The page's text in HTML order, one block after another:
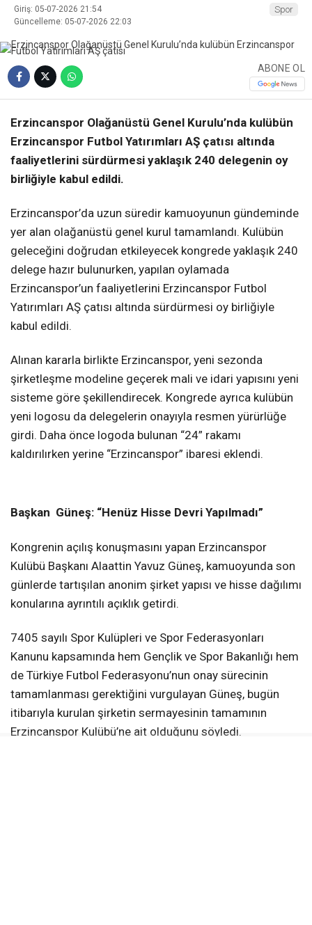
Giriş: 05-07-2026 21:54
Güncelleme: 05-07-2026 22:03
Spor
ABONE OL
Erzincanspor Olağanüstü Genel Kurulu’nda kulübün
Erzincanspor Futbol Yatırımları AŞ çatısı altında
faaliyetlerini sürdürmesi yaklaşık 240 delegenin oy
birliğiyle kabul edildi.
Erzincanspor’da uzun süredir kamuoyunun gündeminde
yer alan olağanüstü genel kurul tamamlandı. Kulübün
geleceğini doğrudan etkileyecek kongrede yaklaşık 240
delege hazır bulunurken, yapılan oylamada
Erzincanspor’un faaliyetlerini Erzincanspor Futbol
Yatırımları AŞ çatısı altında sürdürmesi oy birliğiyle
kabul edildi.
Alınan kararla birlikte Erzincanspor, yeni sezonda
şirketleşme modeline geçerek mali ve idari yapısını yeni
sisteme göre şekillendirecek. Kongrede ayrıca kulübün
yeni logosu da delegelerin onayıyla resmen yürürlüğe
girdi. Daha önce logoda bulunan “24” rakamı
kaldırılırken yerine “Erzincanspor” ibaresi eklendi.
Başkan Güneş: “Henüz Hisse Devri Yapılmadı”
Kongrenin açılış konuşmasını yapan Erzincanspor
Kulübü Başkanı Alaattin Yavuz Güneş, kamuoyunda son
günlerde tartışılan anonim şirket yapısı ve hisse dağılımı
konularına ayrıntılı açıklık getirdi.
7405 sayılı Spor Kulüpleri ve Spor Federasyonları
Kanunu kapsamında hem Gençlik ve Spor Bakanlığı hem
de Türkiye Futbol Federasyonu’nun onay sürecinin
tamamlanması gerektiğini vurgulayan Güneş, bugün
itibarıyla kurulan şirketin sermayesinin tamamının
Erzincanspor Kulübü’ne ait olduğunu söyledi.